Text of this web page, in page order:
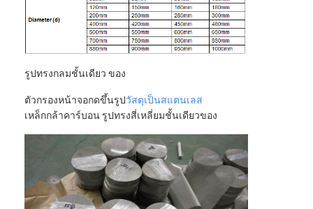
ทัวร์โรงงาน
ควบคุมคุณภาพ
ติดต่อเรา
ข่าว
จอทตอนนี้
สแตนเลส X Tend Mesh
รูปทรงกลมชั้นเดียว ของ
ตัวกรองหน้าจอกดขึ้นรูปวัสดุเป็นสแตนเลส
เหล็กกล้าคาร์บอน รูปทรงสี่เหลี่ยมชั้นเดียวของ